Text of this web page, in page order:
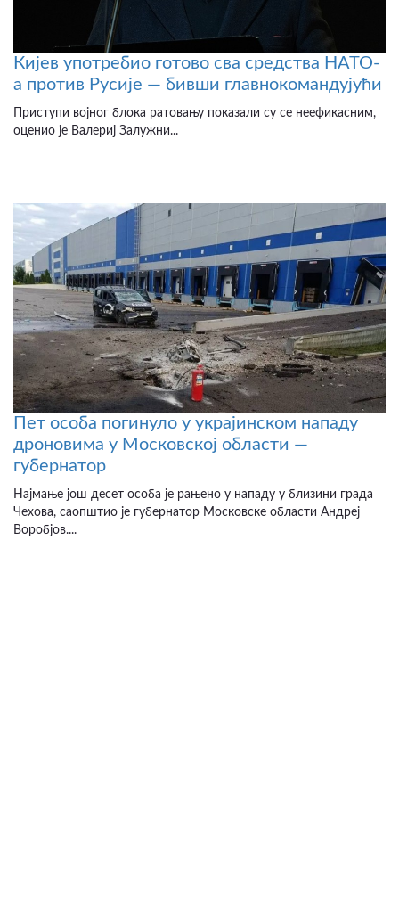
Кијев употребио готово сва средства НАТО-
а против Русије — бивши главнокомандујући
Приступи војног блока ратовању показали су се неефикасним,
оценио је Валериј Залужни...
Пет особа погинуло у украјинском нападу
дроновима у Московској области —
губернатор
Најмање још десет особа је рањено у нападу у близини града
Чехова, саопштио је губернатор Московске области Андреј
Воробјов....